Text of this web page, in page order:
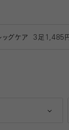
ッグケア 3 足1,485